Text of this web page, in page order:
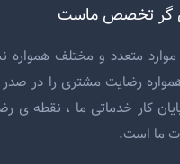
گر تخصص ماست
متعدد و مختلف همواره
رضایت مشتری را در
کار خدماتی ما ، نقطه ی
ما است.